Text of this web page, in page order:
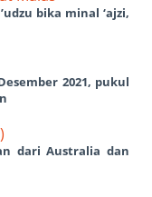
bika minal ‘ajzi,
2021, pukul
dari Australia dan